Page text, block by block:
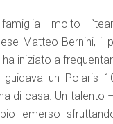
famiglia molto
Matteo Bernini, il
ha iniziato a
un Polaris
di casa. Un talento
emerso